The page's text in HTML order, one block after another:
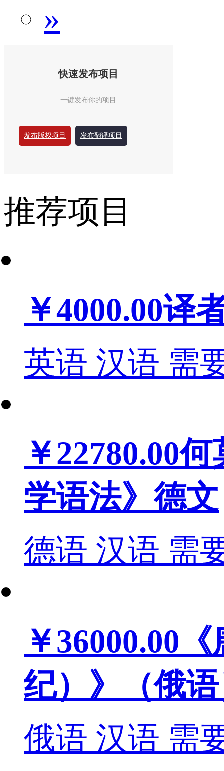
»
快速发布项目
一键发布你的项目
发布版权项目 发布翻译项目
推荐项目
￥4000.00译
英语 汉语 需
￥22780.00何
学语法》德文
德语 汉语 需
￥36000.00
纪）》（俄
俄语 汉语 需